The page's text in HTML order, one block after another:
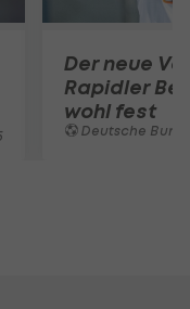
Der neue
Rapidler
wohl fest
Deutsche